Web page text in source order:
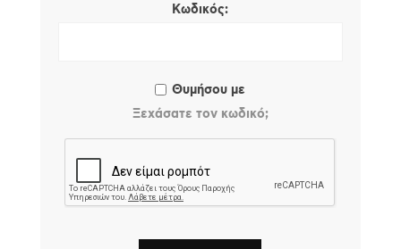
Κωδικός:
Θυμήσου με
Ξεχάσατε τον κωδικό;